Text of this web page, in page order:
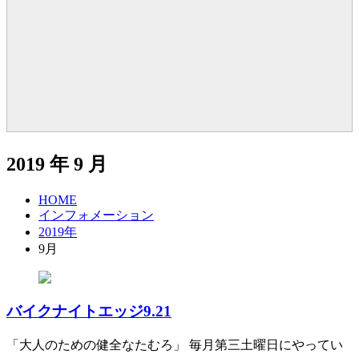
2019 年 9 月
HOME
インフォメーション
2019年
9月
バイクナイトエッジ9.21
「大人のための健全なたむろ」 毎月第三土曜日にやってい